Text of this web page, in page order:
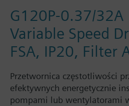
G120P-0.37/32A
Variable Speed
FSA, IP20, Filter
Przetwornica częstotliwości
efektywnych energetycznie
pompami lub wentylatorami